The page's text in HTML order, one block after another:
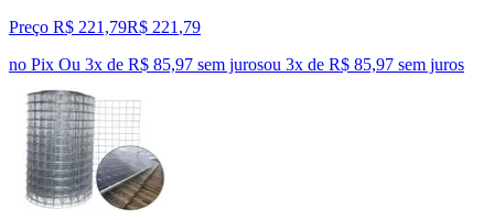
Preço R$ 221,79R$ 221 ,79
no Pix Ou 3x de R$ 85,97 sem jurosou 3x de R$ 85,97 sem juros